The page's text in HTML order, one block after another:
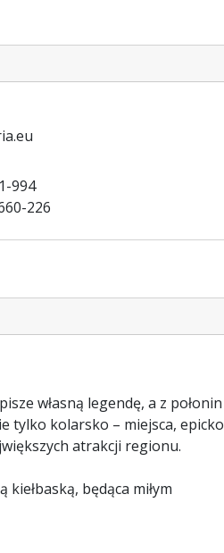
994
226
własną legendę, a z połonin
tylko kolarsko – miejsca, epicko
atrakcji regionu.
będąca miłym